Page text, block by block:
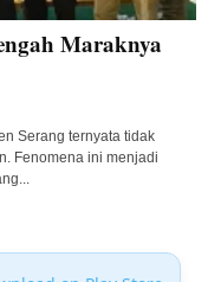
Maraknya
Serang ternyata tidak
Fenomena ini menjadi